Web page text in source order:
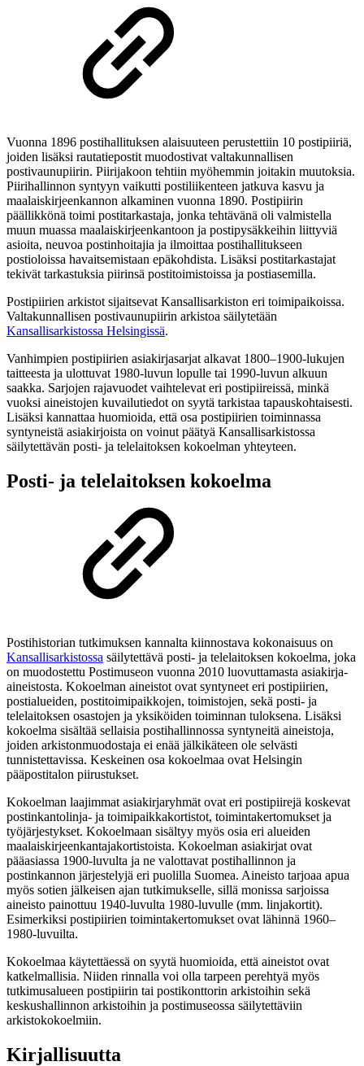
Vuonna 1896 postihallituksen alaisuuteen perustettiin 10 postipiiriä,
joiden lisäksi rautatiepostit muodostivat valtakunnallisen
postivaunupiirin. Piirijakoon tehtiin myöhemmin joitakin muutoksia.
Piirihallinnon syntyyn vaikutti postiliikenteen jatkuva kasvu ja
maalaiskirjeenkannon alkaminen vuonna 1890. Postipiirin
päällikkönä toimi postitarkastaja, jonka tehtävänä oli valmistella
muun muassa maalaiskirjeenkantoon ja postipysäkkeihin liittyviä
asioita, neuvoa postinhoitajia ja ilmoittaa postihallitukseen
postioloissa havaitsemistaan epäkohdista. Lisäksi postitarkastajat
tekivät tarkastuksia piirinsä postitoimistoissa ja postiasemilla.
Postipiirien arkistot sijaitsevat Kansallisarkiston eri toimipaikoissa.
Valtakunnallisen postivaunupiirin arkistoa säilytetään
Kansallisarkistossa Helsingissä.
Vanhimpien postipiirien asiakirjasarjat alkavat 1800–1900-lukujen
taitteesta ja ulottuvat 1980-luvun lopulle tai 1990-luvun alkuun
saakka. Sarjojen rajavuodet vaihtelevat eri postipiireissä, minkä
vuoksi aineistojen kuvailutiedot on syytä tarkistaa tapauskohtaisesti.
Lisäksi kannattaa huomioida, että osa postipiirien toiminnassa
syntyneistä asiakirjoista on voinut päätyä Kansallisarkistossa
säilytettävän posti- ja telelaitoksen kokoelman yhteyteen.
Posti- ja telelaitoksen kokoelma
Postihistorian tutkimuksen kannalta kiinnostava kokonaisuus on
Kansallisarkistossa säilytettävä posti- ja telelaitoksen kokoelma, joka
on muodostettu Postimuseon vuonna 2010 luovuttamasta asiakirja-
aineistosta. Kokoelman aineistot ovat syntyneet eri postipiirien,
postialueiden, postitoimipaikkojen, toimistojen, sekä posti- ja
telelaitoksen osastojen ja yksiköiden toiminnan tuloksena. Lisäksi
kokoelma sisältää sellaisia postihallinnossa syntyneitä aineistoja,
joiden arkistonmuodostaja ei enää jälkikäteen ole selvästi
tunnistettavissa. Keskeinen osa kokoelmaa ovat Helsingin
pääpostitalon piirustukset.
Kokoelman laajimmat asiakirjaryhmät ovat eri postipiirejä koskevat
postinkantolinja- ja toimipaikkakortistot, toimintakertomukset ja
työjärjestykset. Kokoelmaan sisältyy myös osia eri alueiden
maalaiskirjeenkantajakortistoista. Kokoelman asiakirjat ovat
pääasiassa 1900-luvulta ja ne valottavat postihallinnon ja
postinkannon järjestelyjä eri puolilla Suomea. Aineisto tarjoaa apua
myös sotien jälkeisen ajan tutkimukselle, sillä monissa sarjoissa
aineisto painottuu 1940-luvulta 1980-luvulle (mm. linjakortit).
Esimerkiksi postipiirien toimintakertomukset ovat lähinnä 1960–
1980-luvuilta.
Kokoelmaa käytettäessä on syytä huomioida, että aineistot ovat
katkelmallisia. Niiden rinnalla voi olla tarpeen perehtyä myös
tutkimusalueen postipiirin tai postikonttorin arkistoihin sekä
keskushallinnon arkistoihin ja postimuseossa säilytettäviin
arkistokokoelmiin.
Kirjallisuutta